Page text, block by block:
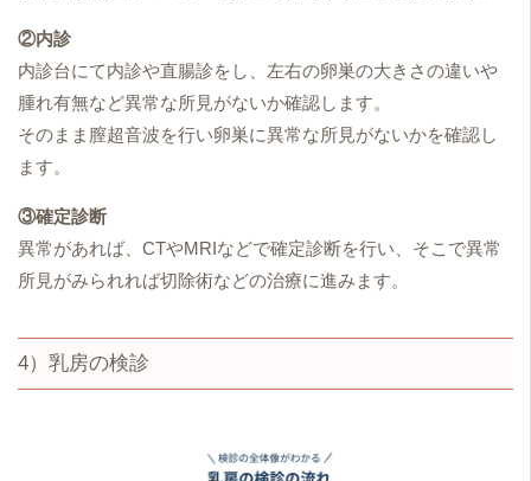
②内診
内診台にて内診や直腸診をし、左右の卵巣の大きさの違いや
腫れ有無など異常な所見がないか確認します。
そのまま膣超音波を行い卵巣に異常な所見がないかを確認し
ます。
③確定診断
異常があれば、CTやMRIなどで確定診断を行い、そこで異常
所見がみられれば切除術などの治療に進みます。
4）乳房の検診